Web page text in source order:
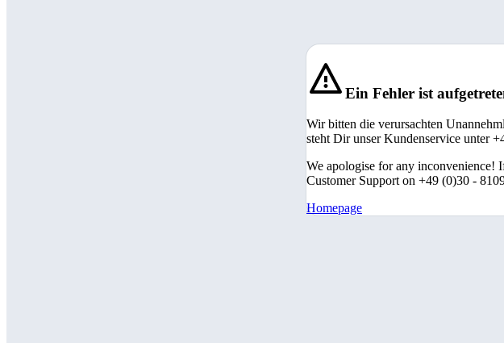
Ein Fehler ist
Wir bitten die verursachten
steht Dir unser Kundenservice unter
We apologise for any inconvenience!
Customer Support on +49 (0)30 -
Homepage